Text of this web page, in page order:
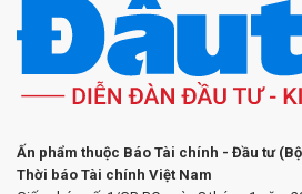
Ấn phẩm thuộc Báo Tài chính - Đầu tư
Thời báo Tài chính Việt Nam